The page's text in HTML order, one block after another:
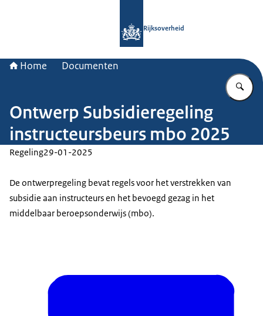
Rijksoverheid
Home Documenten
Ontwerp Subsidieregeling
instructeursbeurs mbo 2025
Regeling29-01-2025
De ontwerpregeling bevat regels voor het verstrekken van
subsidie aan instructeurs en het bevoegd gezag in het
middelbaar beroepsonderwijs (mbo).